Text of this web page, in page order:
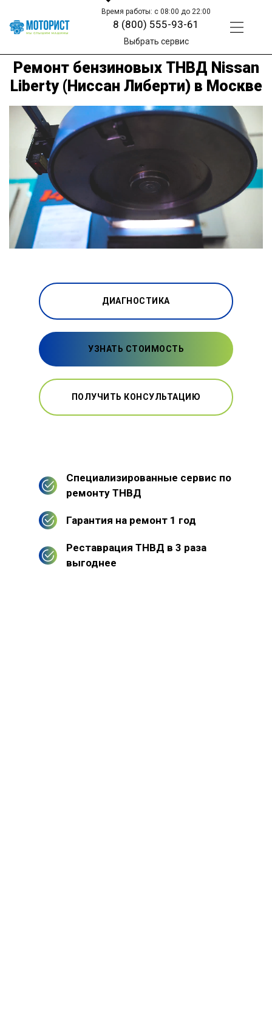
Время работы: с 08:00 до 22:00
8 (800) 555-93-61
Выбрать сервис
Ремонт бензиновых ТНВД Nissan
Liberty (Ниссан Либерти) в Москве
ДИАГНОСТИКА
УЗНАТЬ СТОИМОСТЬ
ПОЛУЧИТЬ КОНСУЛЬТАЦИЮ
Специализированные сервис по
ремонту ТНВД
Гарантия на ремонт 1 год
Реставрация ТНВД в 3 раза
выгоднее